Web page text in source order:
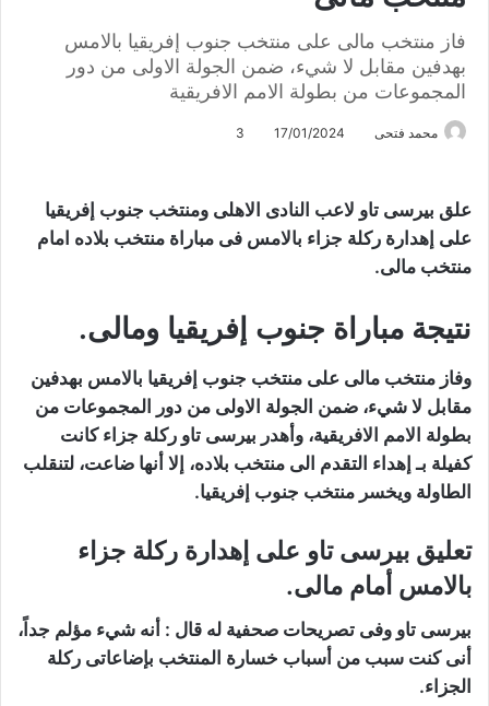
فاز منتخب مالى على منتخب جنوب إفريقيا بالامس
بهدفين مقابل لا شيء، ضمن الجولة الاولى من دور
المجموعات من بطولة الامم الافريقية
محمد فتحى 17/01/2024
3
علق بيرسى تاو لاعب النادى الاهلى ومنتخب جنوب إفريقيا
على إهدارة ركلة جزاء بالامس فى مباراة منتخب بلاده امام
منتخب مالى.
نتيجة مباراة جنوب إفريقيا ومالى.
وفاز منتخب مالى على منتخب جنوب إفريقيا بالامس بهدفين
مقابل لا شيء، ضمن الجولة الاولى من دور المجموعات من
بطولة الامم الافريقية، وأهدر بيرسى تاو ركلة جزاء كانت
كفيلة بـ إهداء التقدم الى منتخب بلاده، إلا أنها ضاعت، لتنقلب
الطاولة ويخسر منتخب جنوب إفريقيا.
تعليق بيرسى تاو على إهدارة ركلة جزاء
بالامس أمام مالى.
بيرسى تاو وفى تصريحات صحفية له قال : أنه شيء مؤلم جداً،
أنى كنت سبب من أسباب خسارة المنتخب بإضاعاتى ركلة
الجزاء.